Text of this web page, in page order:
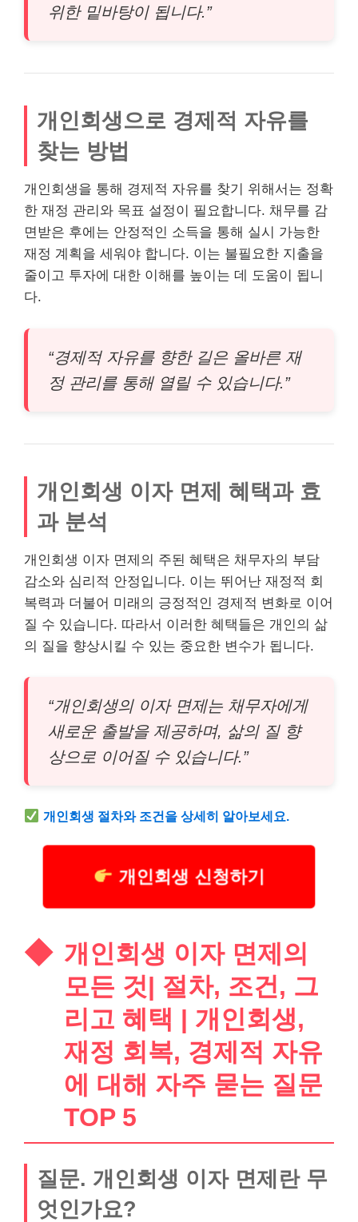
위한 밑바탕이 됩니다.”
개인회생으로 경제적 자유를
찾는 방법
개인회생을 통해 경제적 자유를 찾기 위해서는 정확
한 재정 관리와 목표 설정이 필요합니다. 채무를 감
면받은 후에는 안정적인 소득을 통해 실시 가능한
재정 계획을 세워야 합니다. 이는 불필요한 지출을
줄이고 투자에 대한 이해를 높이는 데 도움이 됩니
다.
“경제적 자유를 향한 길은 올바른 재
정 관리를 통해 열릴 수 있습니다.”
개인회생 이자 면제 혜택과 효
과 분석
개인회생 이자 면제의 주된 혜택은 채무자의 부담
감소와 심리적 안정입니다. 이는 뛰어난 재정적 회
복력과 더불어 미래의 긍정적인 경제적 변화로 이어
질 수 있습니다. 따라서 이러한 혜택들은 개인의 삶
의 질을 향상시킬 수 있는 중요한 변수가 됩니다.
“개인회생의 이자 면제는 채무자에게
새로운 출발을 제공하며, 삶의 질 향
상으로 이어질 수 있습니다.”
개인회생 절차와 조건을 상세히 알아보세요.
개인회생 신청하기
개인회생 이자 면제의
모든 것| 절차, 조건, 그
리고 혜택 | 개인회생,
재정 회복, 경제적 자유
에 대해 자주 묻는 질문
TOP 5
질문. 개인회생 이자 면제란 무
엇인가요?